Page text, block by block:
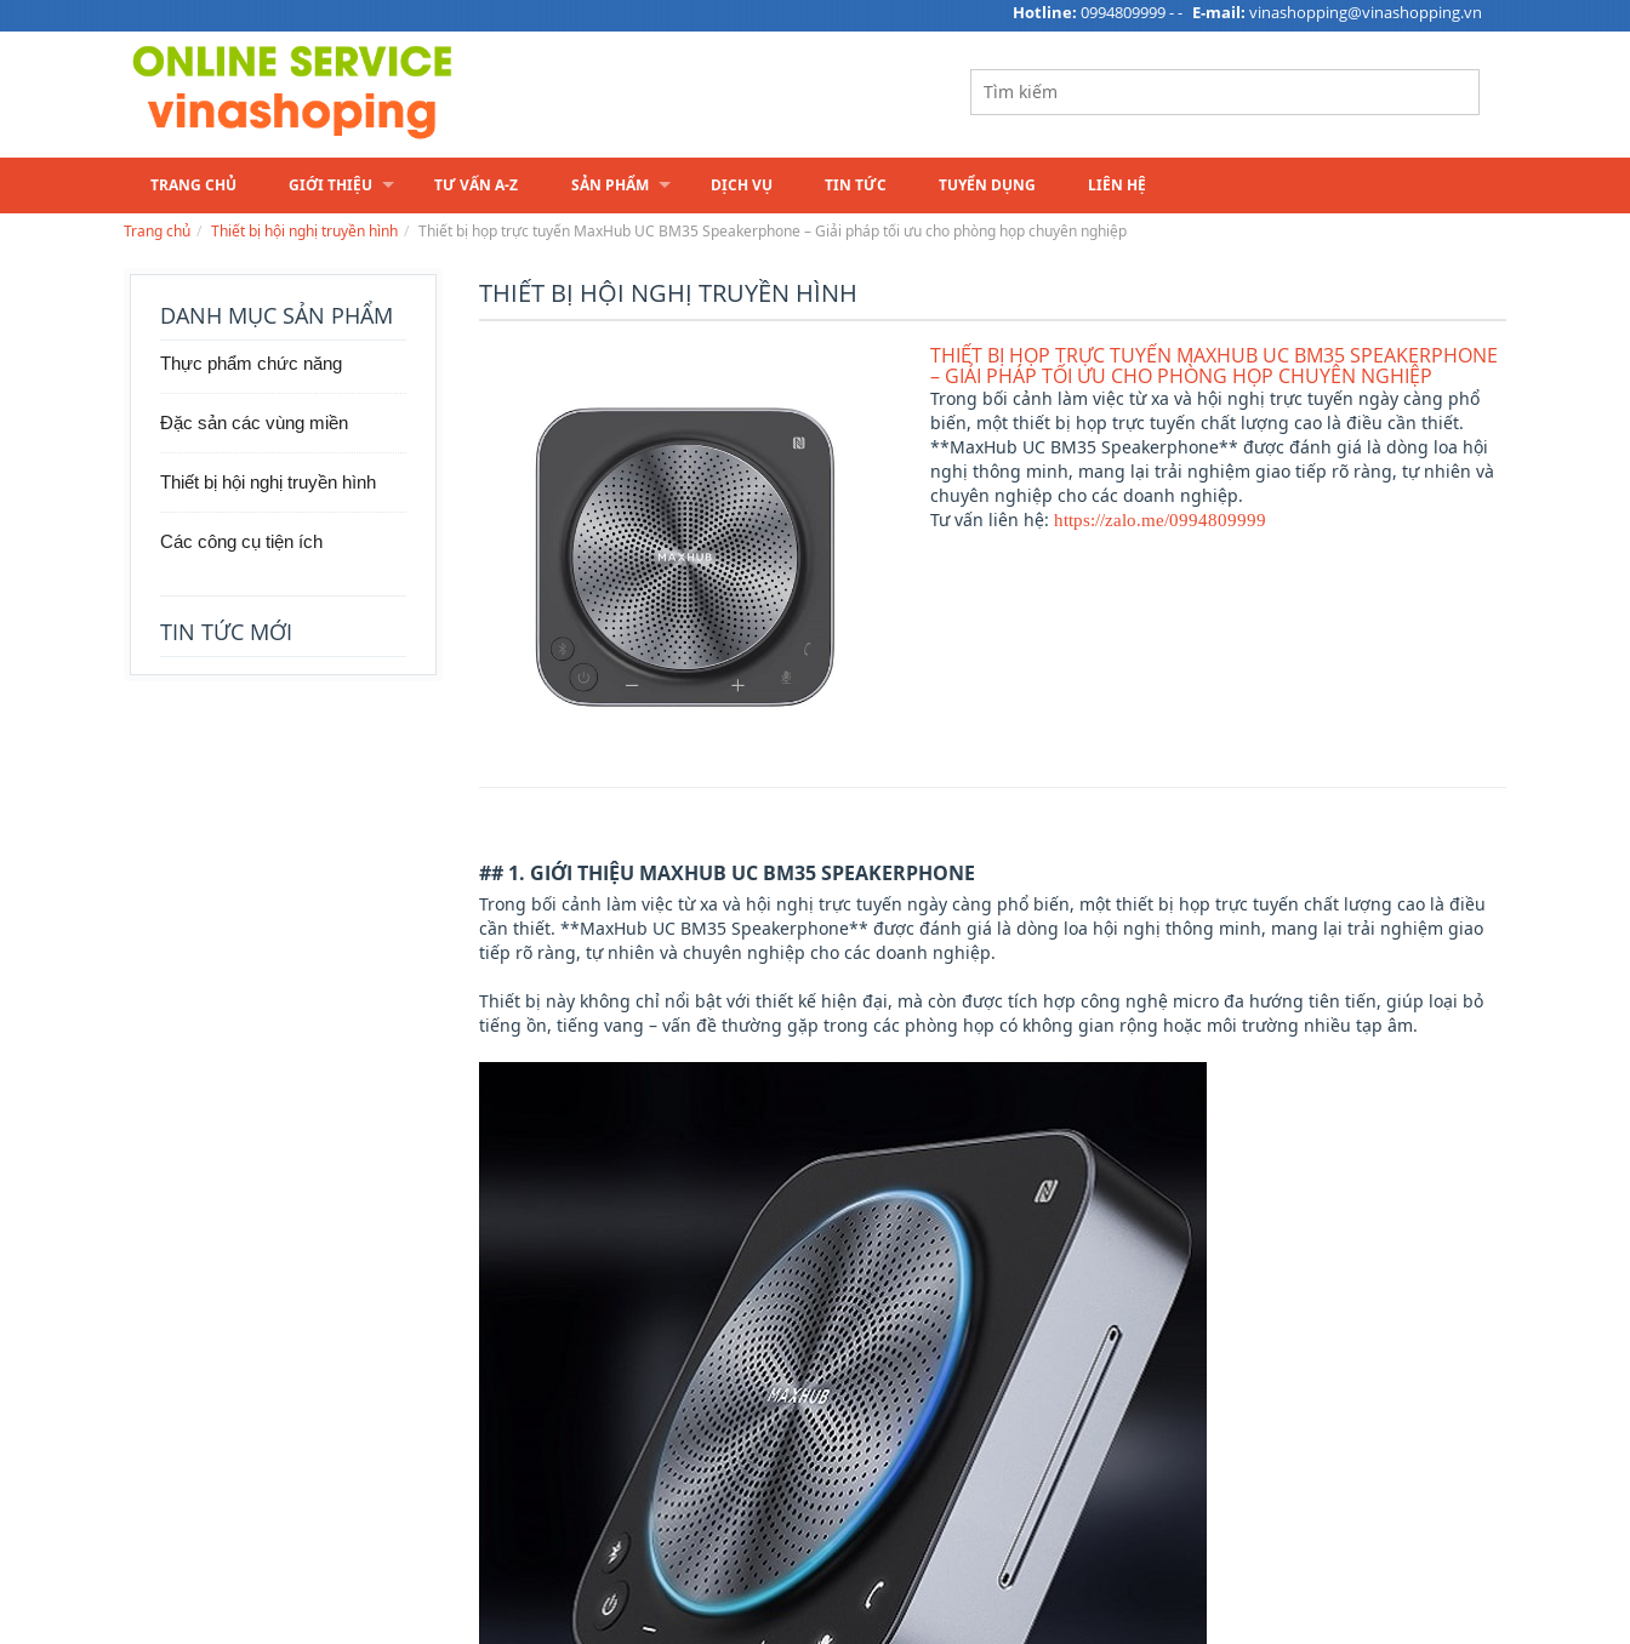
Hotline: 0994809999 - - E-mail: vinashopping@vinashopping.vn
TRANG CHỦ GIỚI THIỆU TƯ VẤN A-Z SẢN PHẨM DỊCH VỤ TIN TỨC TUYỂN DỤNG LIÊN HỆ
Trang chủ Thiết bị hội nghị truyền hình Thiết bị họp trực tuyến MaxHub UC BM35 Speakerphone – Giải pháp tối ưu cho phòng họp chuyên nghiệp
DANH MỤC SẢN PHẨM
Thực phẩm chức năng
Đặc sản các vùng miền
Thiết bị hội nghị truyền hình
Các công cụ tiện ích
TIN TỨC MỚI
THIẾT BỊ HỘI NGHỊ TRUYỀN HÌNH
THIẾT BỊ HỌP TRỰC TUYẾN MAXHUB UC BM35 SPEAKERPHONE
– GIẢI PHÁP TỐI ƯU CHO PHÒNG HỌP CHUYÊN NGHIỆP
Trong bối cảnh làm việc từ xa và hội nghị trực tuyến ngày càng phổ
biến, một thiết bị họp trực tuyến chất lượng cao là điều cần thiết.
**MaxHub UC BM35 Speakerphone** được đánh giá là dòng loa hội
nghị thông minh, mang lại trải nghiệm giao tiếp rõ ràng, tự nhiên và
chuyên nghiệp cho các doanh nghiệp.
Tư vấn liên hệ:https://zalo.me/0994809999
## 1. GIỚI THIỆU MAXHUB UC BM35 SPEAKERPHONE
Trong bối cảnh làm việc từ xa và hội nghị trực tuyến ngày càng phổ biến, một thiết bị họp trực tuyến chất lượng cao là điều
cần thiết. **MaxHub UC BM35 Speakerphone** được đánh giá là dòng loa hội nghị thông minh, mang lại trải nghiệm giao
tiếp rõ ràng, tự nhiên và chuyên nghiệp cho các doanh nghiệp.
Thiết bị này không chỉ nổi bật với thiết kế hiện đại, mà còn được tích hợp công nghệ micro đa hướng tiên tiến, giúp loại bỏ
tiếng ồn, tiếng vang – vấn đề thường gặp trong các phòng họp có không gian rộng hoặc môi trường nhiều tạp âm.